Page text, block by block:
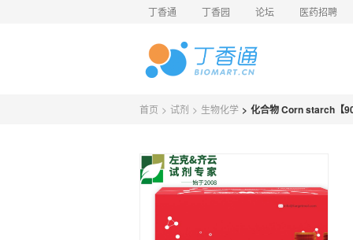
丁香通 丁香园 论坛 医药招聘
首页 > 试剂 > 生物化学 > 化合物 Corn starch【